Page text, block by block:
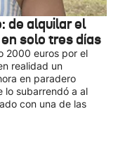
de alquilar el
solo tres días
2000 euros por el
realidad un
en paradero
lo subarrendó a al
con una de las